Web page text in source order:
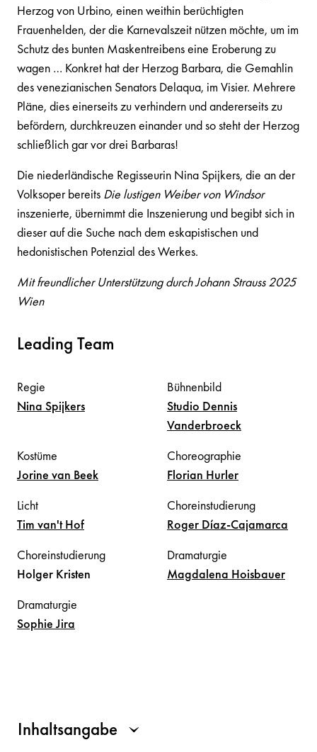
Herzog von Urbino, einen weithin berüchtigten
Frauenhelden, der die Karnevalszeit nützen möchte, um im
Schutz des bunten Maskentreibens eine Eroberung zu
wagen … Konkret hat der Herzog Barbara, die Gemahlin
des venezianischen Senators Delaqua, im Visier. Mehrere
Pläne, dies einerseits zu verhindern und andererseits zu
befördern, durchkreuzen einander und so steht der Herzog
schließlich gar vor drei Barbaras!
Die niederländische Regisseurin Nina Spijkers, die an der
Volksoper bereits Die lustigen Weiber von Windsor
inszenierte, übernimmt die Inszenierung und begibt sich in
dieser auf die Suche nach dem eskapistischen und
hedonistischen Potenzial des Werkes.
Mit freundlicher Unterstützung durch Johann Strauss 2025
Wien
Leading Team
Regie
Nina Spijkers
Bühnenbild
Studio Dennis
Vanderbroeck
Kostüme
Jorine van Beek
Choreographie
Florian Hurler
Licht
Tim van't Hof
Choreinstudierung
Roger Díaz-Cajamarca
Choreinstudierung
Holger Kristen
Dramaturgie
Magdalena Hoisbauer
Dramaturgie
SophieJira
Inhaltsangabe